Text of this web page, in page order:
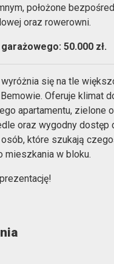
położone
oraz rowerowni.
50.000 zł.
się na tle
Oferuje klimat
apartamentu, zielone
oraz wygodny dostęp
które szukają
mieszkania w bloku.